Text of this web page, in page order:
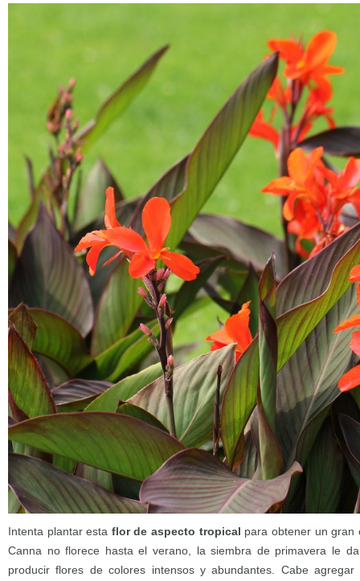
Intenta plantar esta flor de aspecto tropical para obtener un gran
Canna no florece hasta el verano, la siembra de primavera le
producir flores de colores intensos y abundantes. Cabe